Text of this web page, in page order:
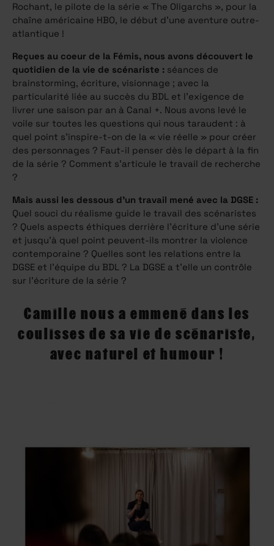
Rochant, le pilote de la série « The Oligarchs », pour la
chaîne américaine HBO, le début d’une aventure outre-
atlantique !
Reçues au coeur de la Fémis, nous avons découvert le
quotidien de la vie de scénariste : séances de
brainstorming, écriture, visionnage ; avec la
particularité liée au succès du BDL et l’exigence de
livrer une saison par an à Canal +. Nous avons levé le
voile sur toutes les questions qui nous taraudent : à
quel point s’inspire-t-on de la « vie réelle » pour créer
des personnages ? Faut-il penser dès le départ à la fin
de la série ? Comment s’articule le travail de recherche
?
Mais aussi les dessous d’un travail mené avec la DGSE :
Quel souci du réalisme guide le travail des scénaristes
? Quels aspects éthiques derrière l’écriture d’une série
et jusqu’à quel point peuvent-ils montrer la violence
contemporaine ? Quelles sont les relations entre la
DGSE et l’équipe du BDL ? La DGSE a t’elle un contrôle
sur l’écriture de la série ?
Camille nous a emmené dans les
coulisses de sa vie de scénariste,
avec naturel et humour !